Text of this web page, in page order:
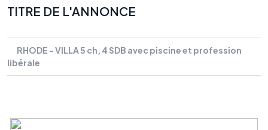
TITRE DE L'ANNONCE
RHODE - VILLA 5 ch, 4 SDB avec piscine et profession
libérale